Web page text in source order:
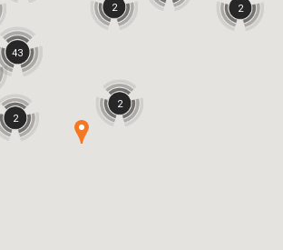
2
43
2
2
2